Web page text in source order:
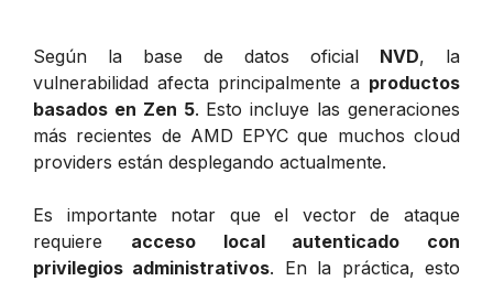
Según la base de datos oficial NVD, la
vulnerabilidad afecta principalmente a productos
basados en Zen 5. Esto incluye las generaciones
más recientes de AMD EPYC que muchos cloud
providers están desplegando actualmente.
Es importante notar que el vector de ataque
requiere acceso local autenticado con
privilegios administrativos. En la práctica, esto